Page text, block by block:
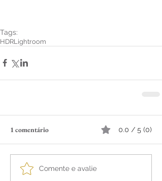
Tags:
HDRLightroom
1 comentário 0.0 / 5 (0)
Comente e avalie